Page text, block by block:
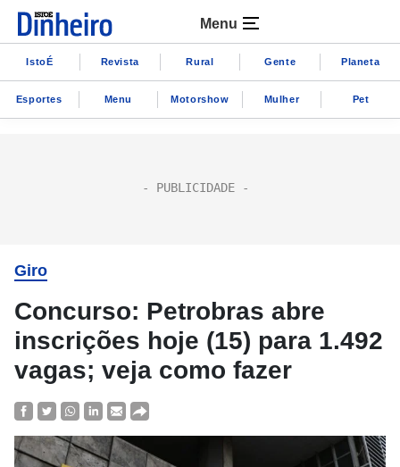
Menu
IstoÉ Revista Rural Gente Planeta
Esportes Menu Motorshow Mulher Pet
Giro
Concurso: Petrobras abre
inscrições hoje (15) para 1.492
vagas; veja como fazer